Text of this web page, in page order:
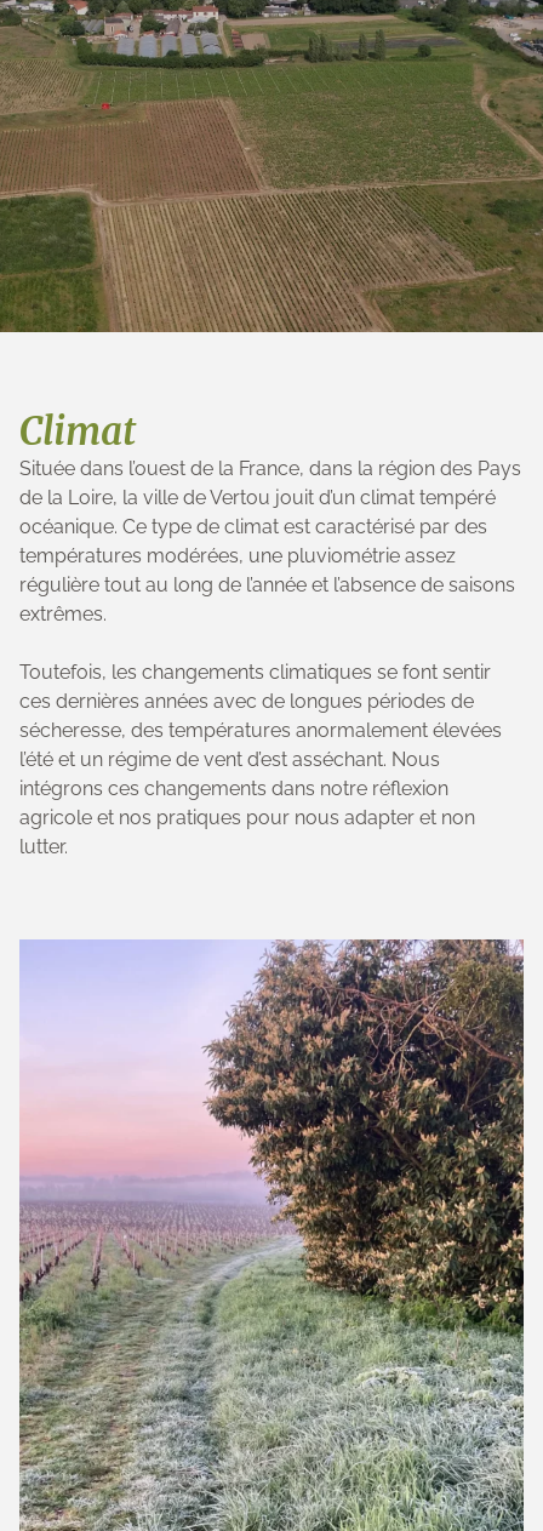
Climat
Située dans l’ouest de la France, dans la région des Pays
de la Loire, la ville de Vertou jouit d’un climat tempéré
océanique. Ce type de climat est caractérisé par des
températures modérées, une pluviométrie assez
régulière tout au long de l’année et l’absence de saisons
extrêmes.
Toutefois, les changements climatiques se font sentir
ces dernières années avec de longues périodes de
sécheresse, des températures anormalement élevées
l’été et un régime de vent d’est asséchant. Nous
intégrons ces changements dans notre réflexion
agricole et nos pratiques pour nous adapter et non
lutter.